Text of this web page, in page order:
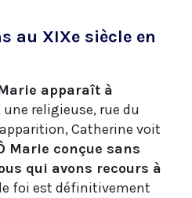
au XIXe siècle en
apparaît à
une religieuse, rue du
Catherine voit
Marie conçue sans
qui avons recours à
foi est définitivement